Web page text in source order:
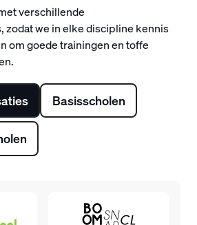
verschillende
zodat we in elke discipline kennis
om goede trainingen en toffe
Basisscholen